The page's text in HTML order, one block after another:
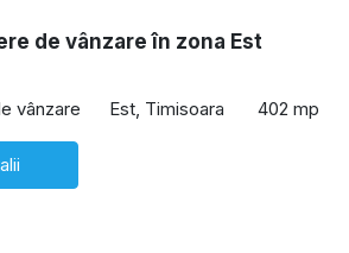
de vânzare în zona Est
vânzare Est, Timisoara 402 mp